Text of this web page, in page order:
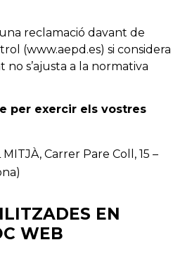
reclamació davant de
(www.aepd.es) si considera
s’ajusta a la normativa
per exercir els vostres
Carrer Pare Coll, 15 –
EN
WEB